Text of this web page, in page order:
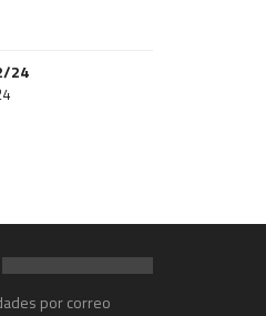
24
por correo